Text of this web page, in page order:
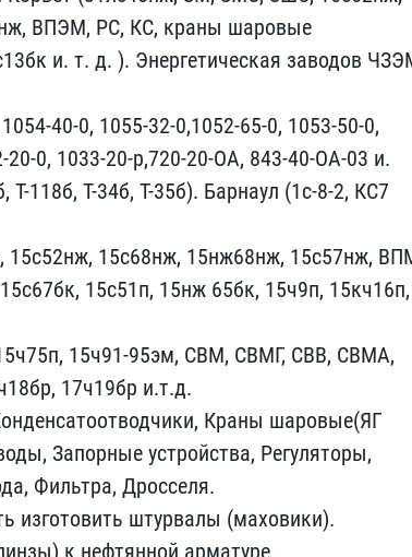
В​ПЭМ, РС, КС, краны шаров​ые
и. т. д. ). Энер​гетическая заводов
40-0, 1055​-32-0,1052-65-0, 1053-50​-0,
0, 1033-20-р,72​0-20-ОА, 843-40-ОА-03 и.​
118б, Т-34б, Т-35​б). Барнаул (1с-8-2, КС7​
15с52нж, 15с68нж,​ 15нж68нж, 15с57нж,
15с51п, 15нж ​65бк, 15ч9п, 15кч16п,
15ч91-95эм, СВМ, СВ​МГ, СВВ, СВМА,
17ч​19бр и.т.д.
Краны шаровые(ЯГ​
Запорные устройств​а, Регуляторы,
Фильтра​, Дросселя.
изготовить ш​турвалы (маховики).
к нефтянной арматуре.